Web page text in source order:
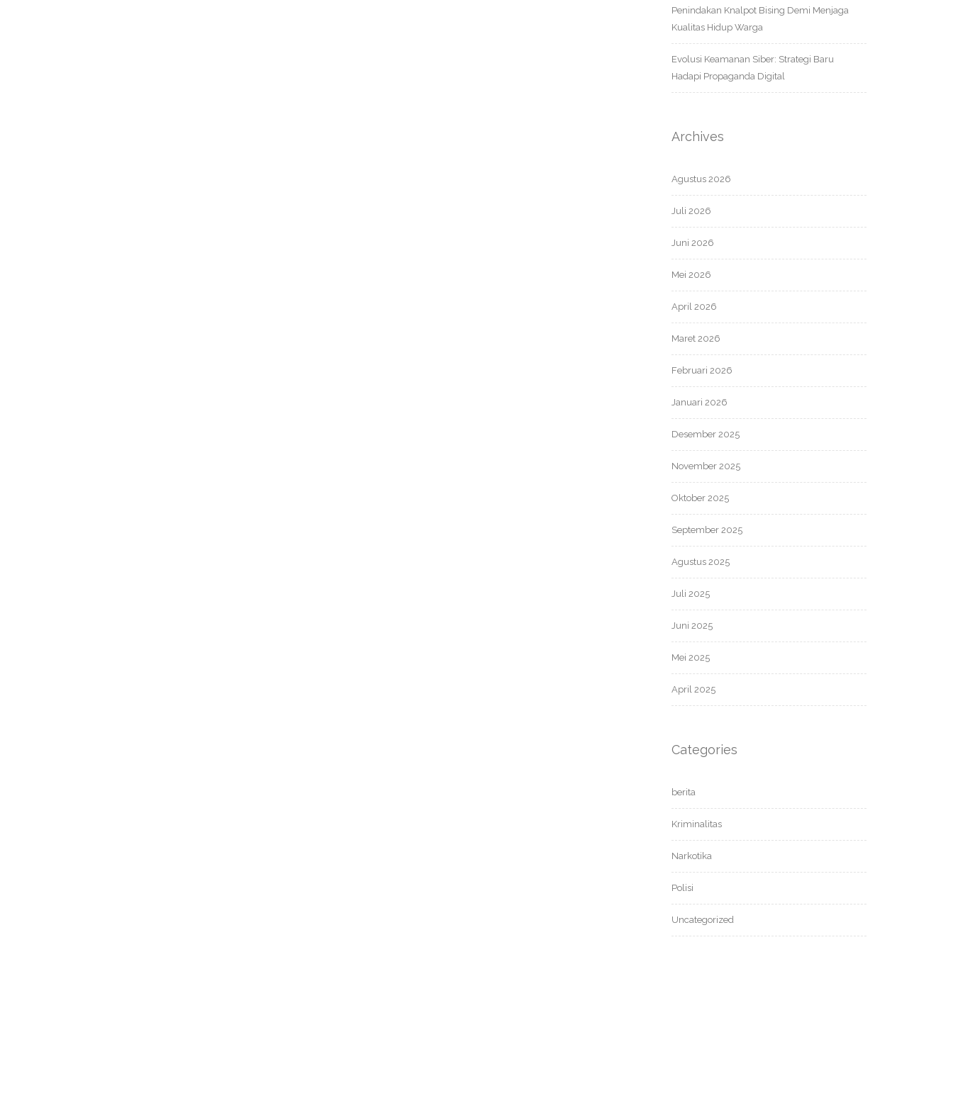
Penindakan Knalpot Bising Demi Menjaga
Kualitas Hidup Warga
Evolusi Keamanan Siber: Strategi Baru
Hadapi Propaganda Digital
Archives
Agustus 2026
Juli 2026
Juni 2026
Mei 2026
April 2026
Maret 2026
Februari 2026
Januari 2026
Desember 2025
November 2025
Oktober 2025
September 2025
Agustus 2025
Juli 2025
Juni 2025
Mei 2025
April 2025
Categories
berita
Kriminalitas
Narkotika
Polisi
Uncategorized